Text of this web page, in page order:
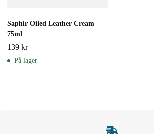
Saphir Oiled Leather Cream
75ml
139 kr
På lager